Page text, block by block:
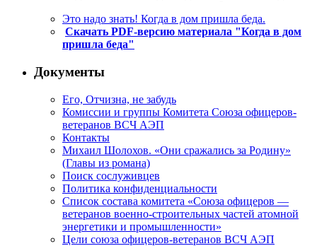
Это надо знать! Когда в дом пришла беда.
Скачать PDF-версию материала "Когда в дом
пришла беда"
Документы
Его, Отчизна, не забудь
Комиссии и группы Комитета Союза офицеров-
ветеранов ВСЧ АЭП
Контакты
Михаил Шолохов. «Они сражались за Родину»
(Главы из романа)
Поиск сослуживцев
Политика конфиденциальности
Список состава комитета «Союза офицеров —
ветеранов военно-строительных частей атомной
энергетики и промышленности»
Цели союза офицеров-ветеранов ВСЧ АЭП